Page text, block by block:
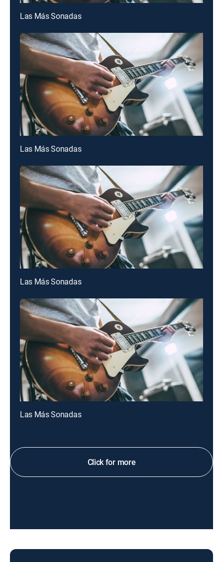
Las Más Sonadas
Las Más Sonadas
Las Más Sonadas
Las Más Sonadas
Click for more